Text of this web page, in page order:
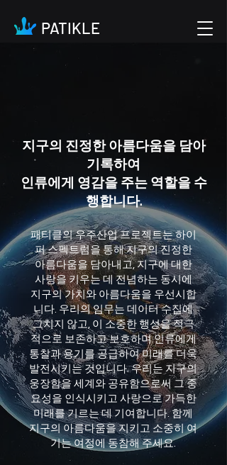
PATIKLE
지구의 진정한 아름다움을 담아
기록하여
인류에게 영감을 주는 역할을 수
행합니다.
패티클의 우주산업 프로젝트는 하이
퍼 스펙트럼을 통해 지구의 진정한
아름다움을 담아내고, 지구에 대한
사랑을 키우는 데 전념하는 동시에
지구의 가치와 아름다움을 우선시합
니다. 우리의 임무는 데이터 수집에
그치지 않고, 이 소중한 행성을 적극
적으로 보존하고 보호하며 인류에게
통찰과 용기를 공급하여 미래를 더욱
발전시키는 것입니다. 우리는 지구의
웅장함을 세계와 공유함으로써 그 중
요성을 인식시키고 사랑으로 가득한
미래를 기르는 데 기여합니다. 함께
지구의 아름다움을 지키고 소중히 여
기는 여정에 동참해 주세요.